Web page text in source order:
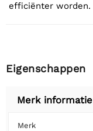
efficiënter worden.
Eigenschappen
Merk informatie
Merk